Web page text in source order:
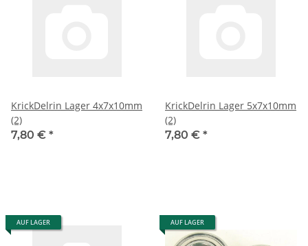
KrickDelrin Lager 4x7x10mm
(2)
7,80 € *
KrickDelrin Lager 5x7x10mm
(2)
7,80 € *
AUF LAGER AUF LAGER